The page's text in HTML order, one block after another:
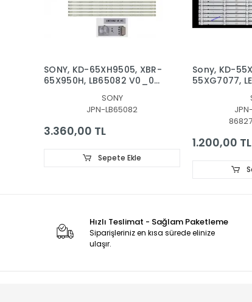
SONY, KD-65XH9505, XBR-
65X950H, LB65082 V0_05,
PANEL LEDLERİSONY
JPN-LB65082
3.360,00 TL
Sepete Ekle
Sony, KD-
55XG7077,
1.200,00 TL
Hızlı Teslimat - Sağlam Paketleme
Siparişleriniz en kısa sürede elinize
ulaşır.